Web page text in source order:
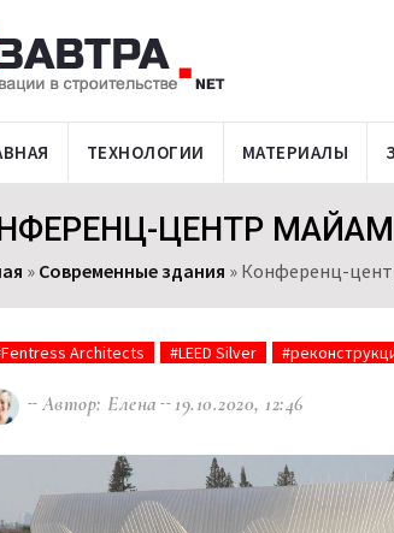
ТЕХНОЛОГИИ МАТЕРИАЛЫ
ЦЕНТР
» Современные здания » Конференц-
Architects #LEED Silver
Автор: Елена 19.10.2020, 12:46